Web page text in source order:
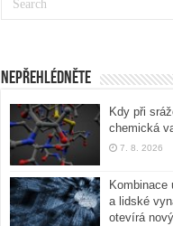
Nepřehlédněte
Kdy při
chemická
7. 8. 2026
Kombinace
a lidské
otevírá